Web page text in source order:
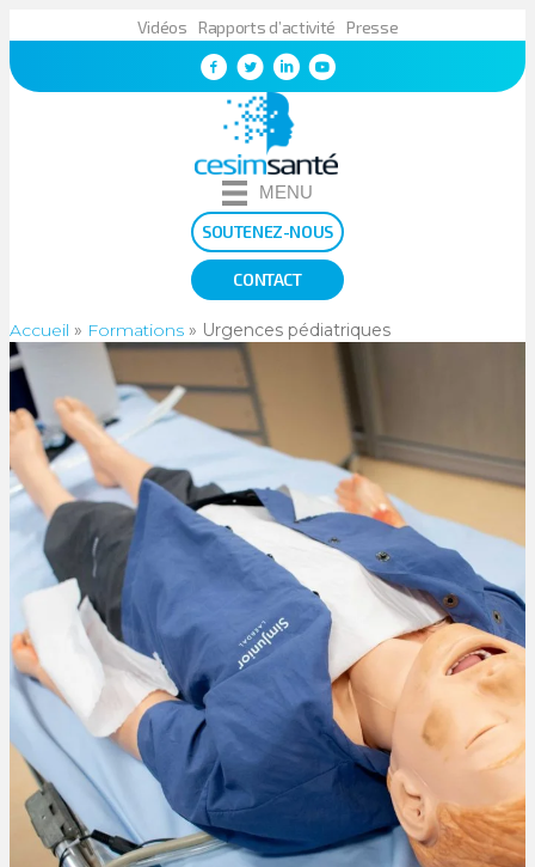
Vidéos Rapports d’activité Presse
MENU
SOUTENEZ-NOUS
CONTACT
Accueil » Formations » Urgences pédiatriques